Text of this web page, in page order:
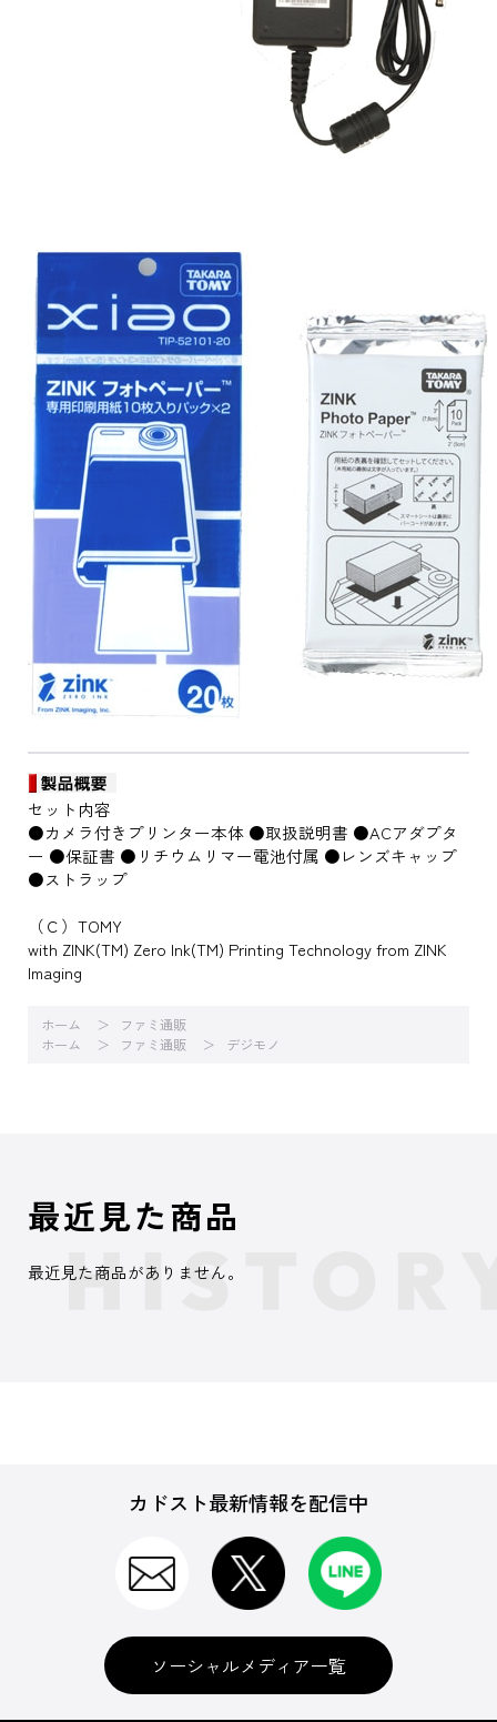
セット内容
●カメラ付きプリンター本体 ●取扱説明書 ●ACアダプタ
ー ●保証書 ●リチウムリマー電池付属 ●レンズキャップ
●ストラップ
（Ｃ）TOMY
with ZINK(TM) Zero Ink(TM) Printing Technology from ZINK
Imaging
ホーム
ファミ通販
ホーム
ファミ通販 デジモノ
最近見た商品
最近見た商品がありません。
カドスト最新情報を配信中
ソーシャルメディア一覧